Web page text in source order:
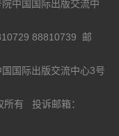
断》对话杭州
周年 《小狗的
开业
中国国际出版交流中
88810739 邮
国际出版交流中心3号
所有 投诉邮箱：